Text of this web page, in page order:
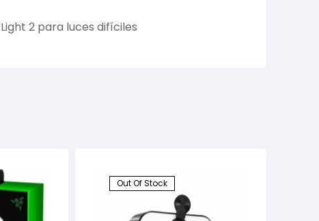
2 para luces difíciles
Out Of Stock